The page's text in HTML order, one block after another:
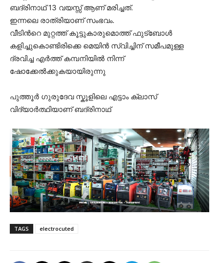
ബദ്രിനാഥ് 13 വയസ്സ് ആണ് മരിച്ചത്.
ഇന്നലെ രാത്രിയാണ് സംഭവം.
വീടിൻറെ മുറ്റത്ത് കൂട്ടുകാരുമൊത്ത് ഫുട്ബോൾ
കളിച്ചുകൊണ്ടിരിക്കെ മെയിൻ സ്വിച്ചിന് സമീപമുള്ള
ദ്രവിച്ച എർത്ത് കമ്പനിയിൽ നിന്ന്
ഷോക്കേൽക്കുകയായിരുന്നു
പുത്തൂർ ഗുരുദേവ സ്കൂളിലെ എട്ടാം ക്ലാസ്
വിദ്യാർത്ഥിയാണ് ബദ്രിനാഥ്
TAGS electrocuted